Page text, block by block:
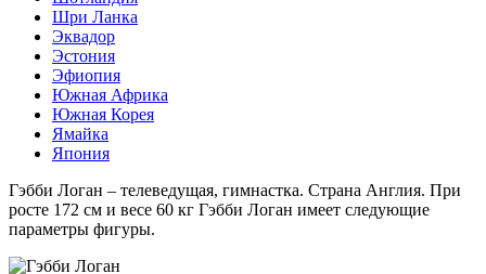
Шри Ланка
Эквадор
Эстония
Эфиопия
Южная Африка
Южная Корея
Ямайка
Япония
Гэбби Логан – телеведущая, гимнастка. Страна Англия. При
росте 172 см и весе 60 кг Гэбби Логан имеет следующие
параметры фигуры.